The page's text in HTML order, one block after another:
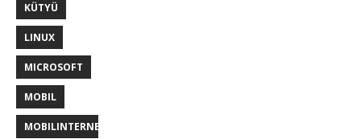
KÜTYÜ
LINUX
MICROSOFT
MOBIL
MOBILINTERNET